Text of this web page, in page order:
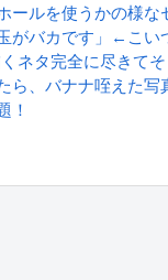
ールを使うかの様
がバカです」←こ
ネタ完全に尽きてそ
ら、バナナ咥えた写
！